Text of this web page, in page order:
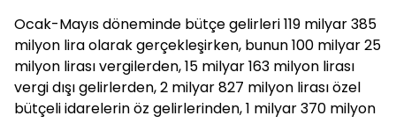
Ocak-Mayıs döneminde bütçe gelirleri 119 milyar 385
milyon lira olarak gerçekleşirken, bunun 100 milyar 25
milyon lirası vergilerden, 15 milyar 163 milyon lirası
vergi dışı gelirlerden, 2 milyar 827 milyon lirası özel
bütçeli idarelerin öz gelirlerinden, 1 milyar 370 milyon